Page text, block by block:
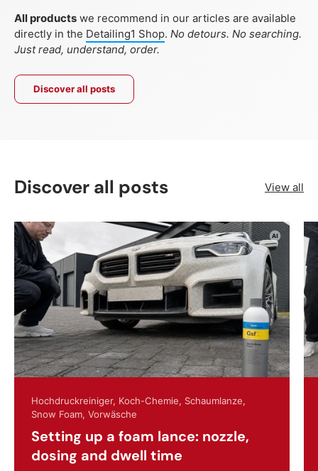
All products we recommend in our articles are available
directly in the Detailing1 Shop. No detours. No searching.
Just read, understand, order.
Discover all posts
Discover all posts View all
Hochdruckreiniger, Koch-Chemie, Schaumlanze,
Snow Foam, Vorwäsche
Setting up a foam lance: nozzle,
dosing and dwell time